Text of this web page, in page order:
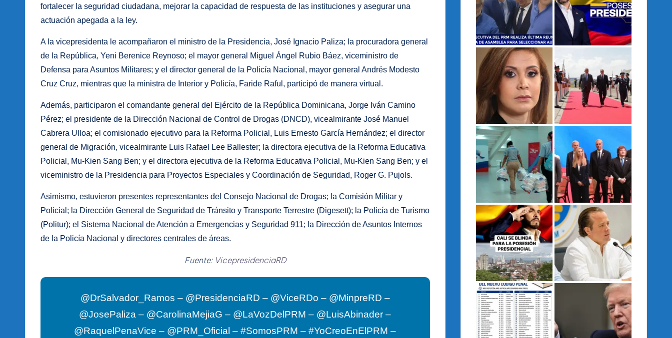
fortalecer la seguridad ciudadana, mejorar la capacidad de respuesta de las instituciones y asegurar una
actuación apegada a la ley.
A la vicepresidenta le acompañaron el ministro de la Presidencia, José Ignacio Paliza; la procuradora general
de la República, Yeni Berenice Reynoso; el mayor general Miguel Ángel Rubio Báez, viceministro de
Defensa para Asuntos Militares; y el director general de la Policía Nacional, mayor general Andrés Modesto
Cruz Cruz, mientras que la ministra de Interior y Policía, Faride Raful, participó de manera virtual.
Además, participaron el comandante general del Ejército de la República Dominicana, Jorge Iván Camino
Pérez; el presidente de la Dirección Nacional de Control de Drogas (DNCD), vicealmirante José Manuel
Cabrera Ulloa; el comisionado ejecutivo para la Reforma Policial, Luis Ernesto García Hernández; el director
general de Migración, vicealmirante Luis Rafael Lee Ballester; la directora ejecutiva de la Reforma Educativa
Policial, Mu-Kien Sang Ben; y el directora ejecutiva de la Reforma Educativa Policial, Mu-Kien Sang Ben; y el
viceministro de la Presidencia para Proyectos Especiales y Coordinación de Seguridad, Roger G. Pujols.
Asimismo, estuvieron presentes representantes del Consejo Nacional de Drogas; la Comisión Militar y
Policial; la Dirección General de Seguridad de Tránsito y Transporte Terrestre (Digesett); la Policía de Turismo
(Politur); el Sistema Nacional de Atención a Emergencias y Seguridad 911; la Dirección de Asuntos Internos
de la Policía Nacional y directores centrales de áreas.
Fuente: VicepresidenciaRD
@DrSalvador_Ramos – @PresidenciaRD – @ViceRDo – @MinpreRD –
@JosePaliza – @CarolinaMejiaG – @LaVozDelPRM – @LuisAbinader –
@RaquelPenaVice – @PRM_Oficial – #SomosPRM – #YoCreoEnElPRM –